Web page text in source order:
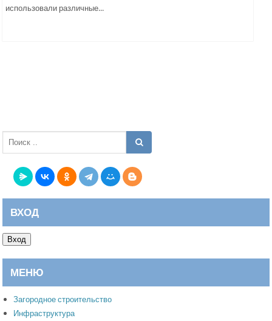
использовали различные...
ВХОД
Вход
МЕНЮ
Загородное строительство
Инфраструктура